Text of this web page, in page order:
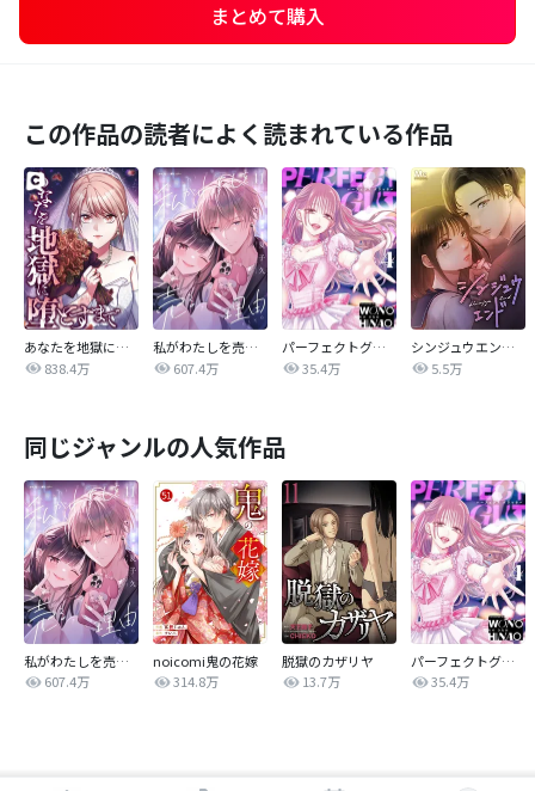
まとめて購入
この作品の読者によく読まれている作品
あなたを地獄に堕とすまで
838.4万
私がわたしを売る理由
607.4万
パーフェクトグリッター
35.4万
シンジュウエンド【タテヨミ】
5.5万
同じジャンルの人気作品
私がわたしを売る理由
607.4万
noicomi鬼の花嫁
314.8万
脱獄のカザリヤ
13.7万
パーフェクトグリッター
35.4万